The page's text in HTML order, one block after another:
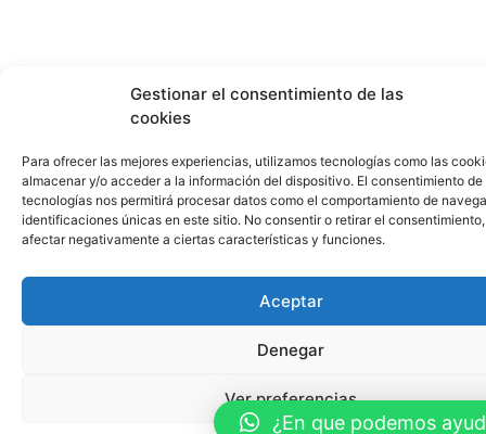
Gestionar el consentimiento de las
cookies
Para ofrecer las mejores experiencias, utilizamos tecnologías como las
almacenar y/o acceder a la información del dispositivo. El consentimiento de
tecnologías nos permitirá procesar datos como el comportamiento de
identificaciones únicas en este sitio. No consentir o retirar el
afectar negativamente a ciertas características y funciones.
Aceptar
Denegar
Ver preferencias
¿En que podemos